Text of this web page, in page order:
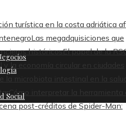
turística en la costa adriática
Las megadquisiciones que
históricosEl papel de la
y la economía circular en ciudades
la microbiota intestinal en la
Cómo interpretar la herramienta
post-créditos de Spider-Man:
Social